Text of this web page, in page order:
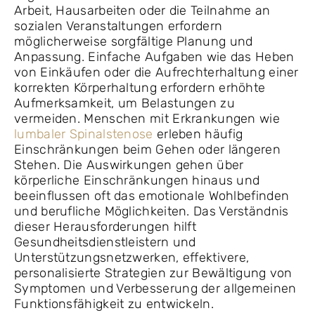
Arbeit, Hausarbeiten oder die Teilnahme an
sozialen Veranstaltungen erfordern
möglicherweise sorgfältige Planung und
Anpassung. Einfache Aufgaben wie das Heben
von Einkäufen oder die Aufrechterhaltung einer
korrekten Körperhaltung erfordern erhöhte
Aufmerksamkeit, um Belastungen zu
vermeiden. Menschen mit Erkrankungen wie
lumbaler Spinalstenose erleben häufig
Einschränkungen beim Gehen oder längeren
Stehen. Die Auswirkungen gehen über
körperliche Einschränkungen hinaus und
beeinflussen oft das emotionale Wohlbefinden
und berufliche Möglichkeiten. Das Verständnis
dieser Herausforderungen hilft
Gesundheitsdienstleistern und
Unterstützungsnetzwerken, effektivere,
personalisierte Strategien zur Bewältigung von
Symptomen und Verbesserung der allgemeinen
Funktionsfähigkeit zu entwickeln.